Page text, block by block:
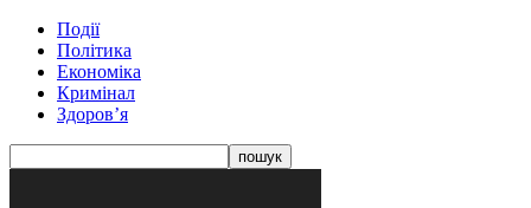
Події
Політика
Економіка
Кримінал
Здоров’я